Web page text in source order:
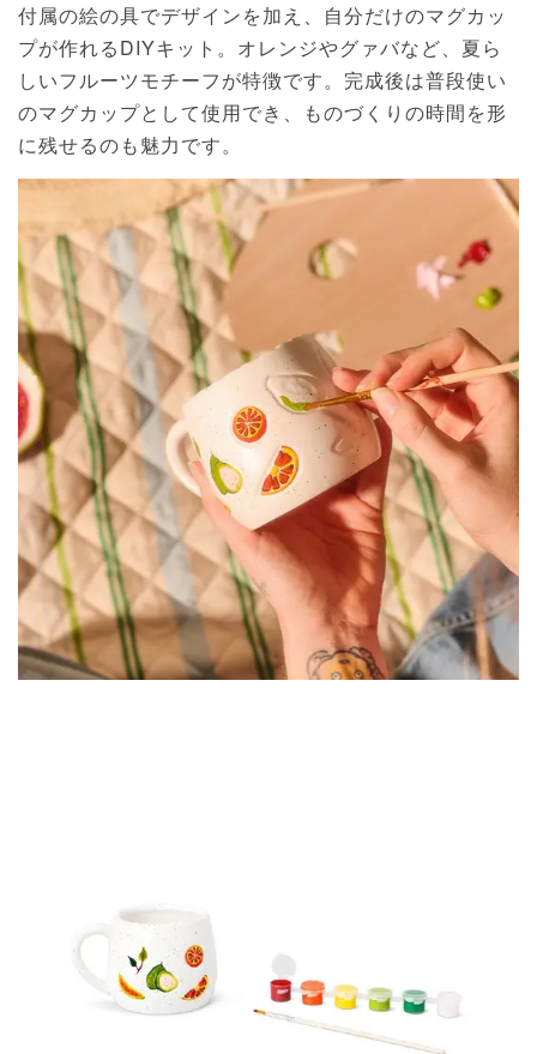
付属の絵の具でデザインを加え、自分だけのマグカッ
プが作れるDIYキット。オレンジやグァバなど、夏ら
しいフルーツモチーフが特徴です。完成後は普段使い
のマグカップとして使用でき、ものづくりの時間を形
に残せるのも魅力です。